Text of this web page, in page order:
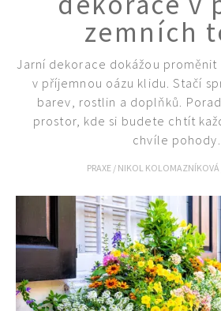
74 Kč
Objednat >
zemních
Jarní dekorace dokážou proměnit
v příjemnou oázu klidu. Stačí
barev, rostlin a doplňků.
prostor, kde si budete chtít
chvíle pohody.
PRAXE / NIKOL KOLOMAZNÍKOVÁ